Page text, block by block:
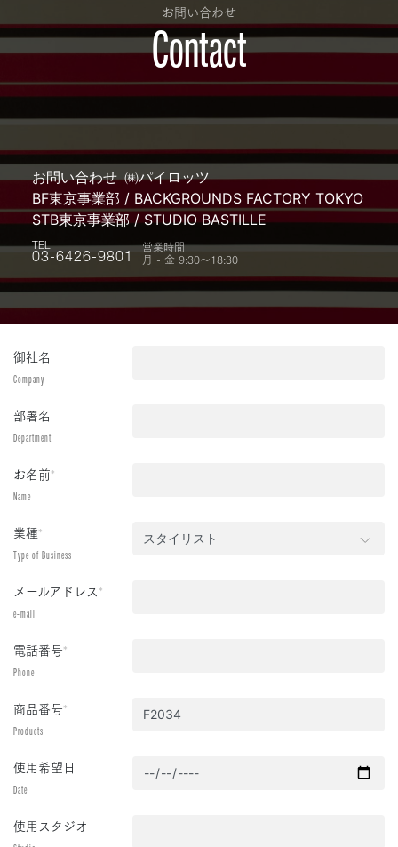
お問い合わせ
Contact
お問い合わせ ㈱パイロッツ
BF東京事業部 / BACKGROUNDS FACTORY TOKYO
STB東京事業部 / STUDIO BASTILLE
TEL
03-6426-9801
営業時間
月 - 金 9:30〜18:30
御社名
Company
部署名
Department
お名前*
Name
業種*
Type of Business
メールアドレス*
e-mail
電話番号*
Phone
商品番号*
Products
使用希望日
Date
使用スタジオ